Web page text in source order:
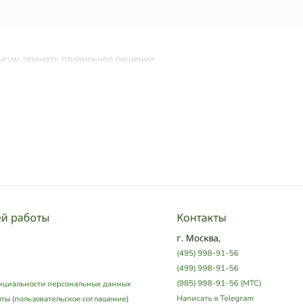
принять правильное решение
работы
персональных данных
(пользовательское соглашение)
Контакты
г. Москва,
(495) 998-91-56
(499) 998-91-56
(985) 998-91-56 (МТС)
Написать в Telegram